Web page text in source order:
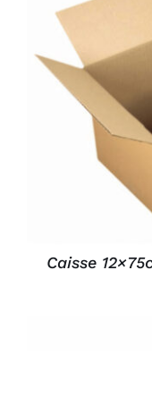
DÉTAILS
Caisse